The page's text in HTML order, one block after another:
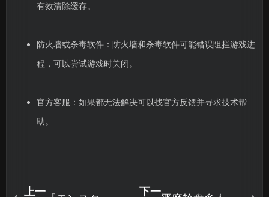
有效清除缓存。
防火墙或杀毒软件：防火墙和杀毒软件可能错误阻拦游戏进
程，可以尝试游戏时关闭。
官方客服：如果都无法解决可以找官方反馈并寻求技术帮
助。
上一 下一